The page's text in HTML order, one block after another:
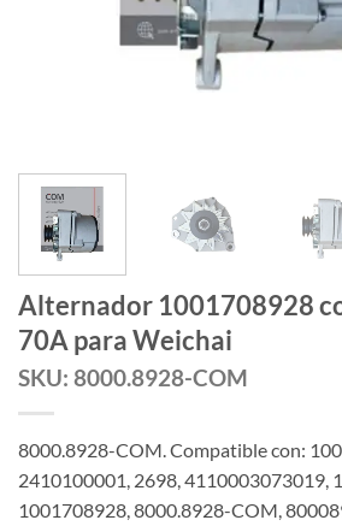
Alternador 1001708928
70A para Weichai
SKU: 8000.8928-COM
8000.8928-COM. Compatible con:
2410100001, 2698, 4110003073019,
1001708928, 8000.8928-COM,